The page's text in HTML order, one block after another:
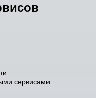
сервисами